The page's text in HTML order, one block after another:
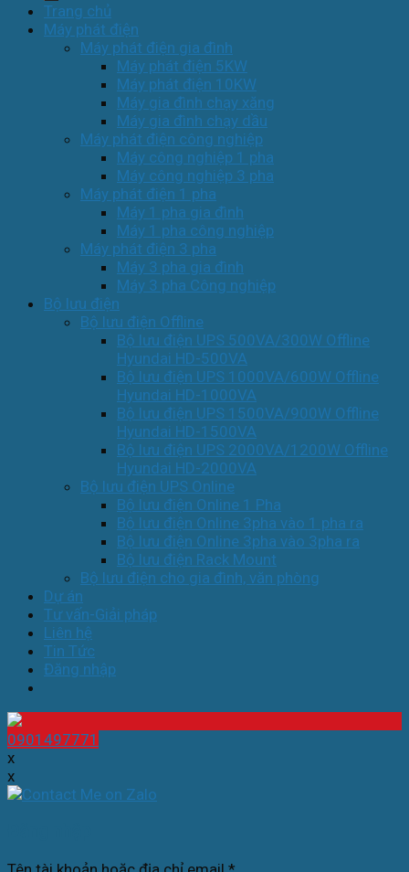
Trang chủ
Máy phát điện
Máy phát điện gia đình
Máy phát điện 5KW
Máy phát điện 10KW
Máy gia đình chạy xăng
Máy gia đình chạy dầu
Máy phát điện công nghiệp
Máy công nghiệp 1 pha
Máy công nghiệp 3 pha
Máy phát điện 1 pha
Máy 1 pha gia đình
Máy 1 pha công nghiệp
Máy phát điện 3 pha
Máy 3 pha gia đình
Máy 3 pha Công nghiệp
Bộ lưu điện
Bộ lưu điện Offline
Bộ lưu điện UPS 500VA/300W Offline
Hyundai HD-500VA
Bộ lưu điện UPS 1000VA/600W Offline
Hyundai HD-1000VA
Bộ lưu điện UPS 1500VA/900W Offline
Hyundai HD-1500VA
Bộ lưu điện UPS 2000VA/1200W Offline
Hyundai HD-2000VA
Bộ lưu điện UPS Online
Bộ lưu điện Online 1 Pha
Bộ lưu điện Online 3pha vào 1 pha ra
Bộ lưu điện Online 3pha vào 3pha ra
Bộ lưu điện Rack Mount
Bộ lưu điện cho gia đình, văn phòng
Dự án
Tư vấn-Giải pháp
Liên hệ
Tin Tức
Đăng nhập
0901497771
x
x